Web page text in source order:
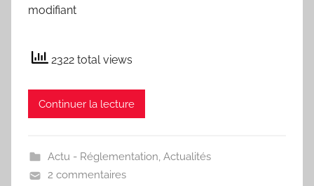
modifiant
2322 total views
Continuer la lecture
Actu - Réglementation, Actualités
2 commentaires